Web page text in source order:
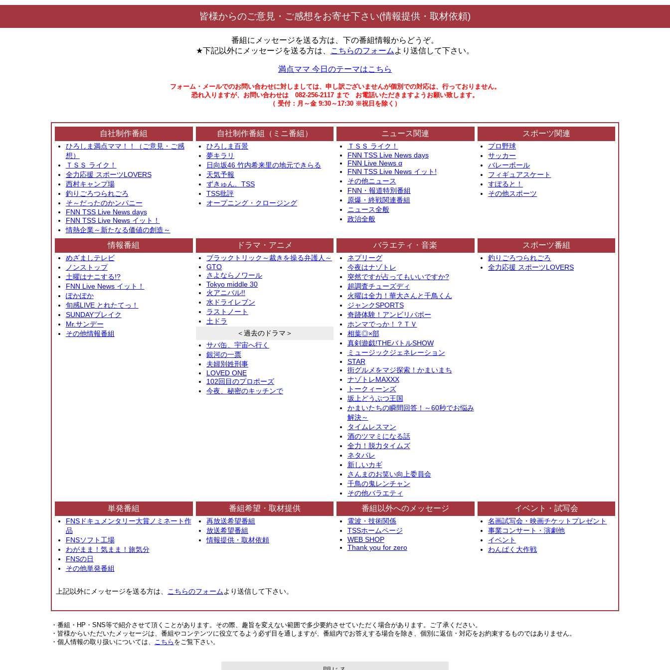
皆様からのご意見・ご感想をお寄せ下さい(情報提供・取材依頼)
番組にメッセージを送る方は、下の番組情報からどうぞ。
★下記以外にメッセージを送る方は、
こちらのフォーム より送信して下さい。
満点ママ 今日のテーマはこちら
フォーム・メールでのお問い合わせに対しましては、申し訳ございませんが個別での対応は、行っておりません。
恐れ入りますが、お問い合わせは 082-256-2117 まで お電話いただきますようお願い致します。
（ 受付：月～金 9:30～17:30 ※祝日を除く）
自社制作番組
ひろしま満点ママ！！（ご意見・ご感
想）
ＴＳＳ ライク！
全力応援 スポーツLOVERS
西村キャンプ場
釣りごろつられごろ
そ～だったのかンパニー
FNN TSS Live News days
FNN TSS Live News イット！
情熱企業～新たなる価値の創造～
自社制作番組（ミニ番組）
ひろしま百景
夢キラリ
日向坂46 竹内希来里の地元できらる
天気予報
ずきゅん。TSS
TSS批評
オープニング・クロージング
ニュース関連
ＴＳＳ ライク！
FNN TSS Live News days
FNN Live News α
FNN TSS Live News イット!
その他ニュース
FNN・報道特別番組
原爆・終戦関連番組
ニュース全般
政治全般
スポーツ関連
プロ野球
サッカー
バレーボール
フィギュアスケート
すぽると！
その他スポーツ
情報番組
めざましテレビ
ノンストップ
土曜はナニする!?
FNN Live News イット！
ぽかぽか
旬感LIVE とれたてっ！
SUNDAYブレイク
Mr.サンデー
その他情報番組
ドラマ・アニメ
ブラックトリック～裁きを操る弁護人～
GTO
さよならノワール
Tokyo middle 30
火アニバル!!
水ドライレブン
ラストノート
土ドラ
＜過去のドラマ＞
サバ缶、宇宙へ行く
銀河の一票
夫婦別姓刑事
LOVED ONE
102回目のプロポーズ
今夜、秘密のキッチンで
バラエティ・音楽
ネプリーグ
今夜はナゾトレ
突然ですが占ってもいいですか?
超調査チューズディ
火曜は全力！華大さんと千鳥くん
ジャンクSPORTS
奇跡体験！アンビリバボー
ホンマでっか！？ＴＶ
相葉◎×部
真剣遊戯!THEバトルSHOW
ミュージックジェネレーション
STAR
街グルメをマジ探索！かまいまち
ナゾトレMAXXX
トークィーンズ
坂上どうぶつ王国
かまいたちの瞬間回答！～60秒でお悩み
解決～
タイムレスマン
酒のツマミになる話
全力！脱力タイムズ
ネタパレ
新しいカギ
さんまのお笑い向上委員会
千鳥の鬼レンチャン
その他バラエティ
スポーツ番組
釣りごろつられごろ
全力応援 スポーツLOVERS
単発番組
FNSドキュメンタリー大賞ノミネート作
品
FNSソフト工場
わがまま！気まま！旅気分
FNSの日
その他単発番組
番組希望・取材提供
再放送希望番組
放送希望番組
情報提供・取材依頼
番組以外へのメッセージ
電波・技術関係
TSSホームページ
WEB SHOP
Thank you for zero
イベント・試写会
名画試写会・映画チケットプレゼント
事業コンサート・演劇他
イベント
わんぱく大作戦
上記以外にメッセージを送る方は、 こちらのフォームより送信して下さい。
・番組・HP・SNS等で紹介させて頂くことがあります。その際、趣旨を変えない範囲で多少要約させていただく場合があります。ご了承ください。
・皆様からいただいたメッセージは、番組やコンテンツに役立てるよう必ず目を通しますが、番組内でお答えする場合を除き、個別に返信・対応をお約束するものではありません。
・個人情報の取り扱いについては、
こちら をご覧下さい。